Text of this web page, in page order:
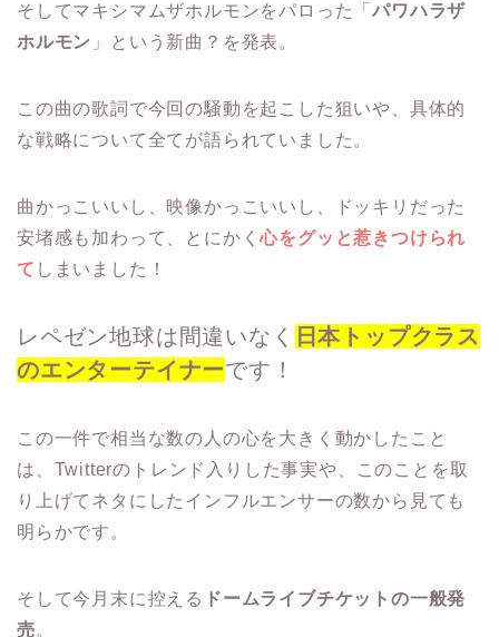
そしてマキシマムザホルモンをパロった「パワハラザ
ホルモン 」という新曲？を発表。
この曲の歌詞で今回の騒動を起こした狙いや、具体的
な戦略について全てが語られていました。
曲かっこいいし、映像かっこいいし、ドッキリだった
安堵感も加わって、とにかく心をグッと惹きつけられ
て しまいました！
レペゼン地球は間違いなく 日本トップクラス
のエンターテイナーです！
この一件で相当な数の人の心を大きく動かしたこと
は、Twitterのトレンド入りした事実や、このことを取
り上げてネタにしたインフルエンサーの数から見ても
明らかです。
そして今月末に控える ドームライブチケットの一般発
売。